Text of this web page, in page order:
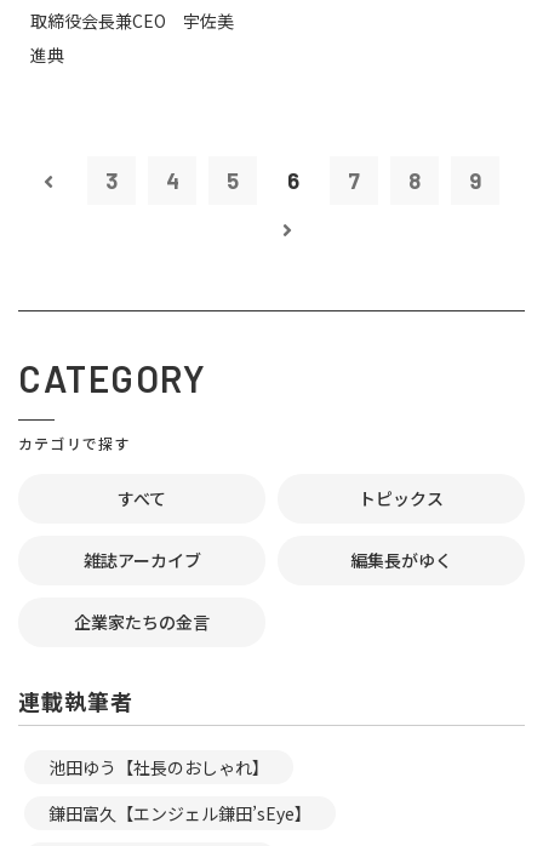
取締役会長兼CEO 宇佐美
進典
3 4 5 6 7 8 9
CATEGORY
カテゴリで探す
すべて トピックス
雑誌アーカイブ 編集長がゆく
企業家たちの金言
連載執筆者
池田ゆう【社長のおしゃれ】
鎌田富久【エンジェル鎌田’sEye】